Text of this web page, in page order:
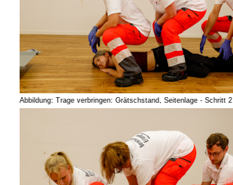
Abbildung: Trage verbringen: Grätschstand, Seitenlage - Schritt 2